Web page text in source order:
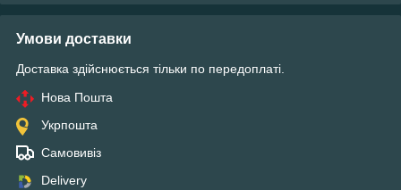
Умови доставки
Доставка здійснюється тільки по передоплаті.
Нова Пошта
Укрпошта
Самовивіз
Delivery